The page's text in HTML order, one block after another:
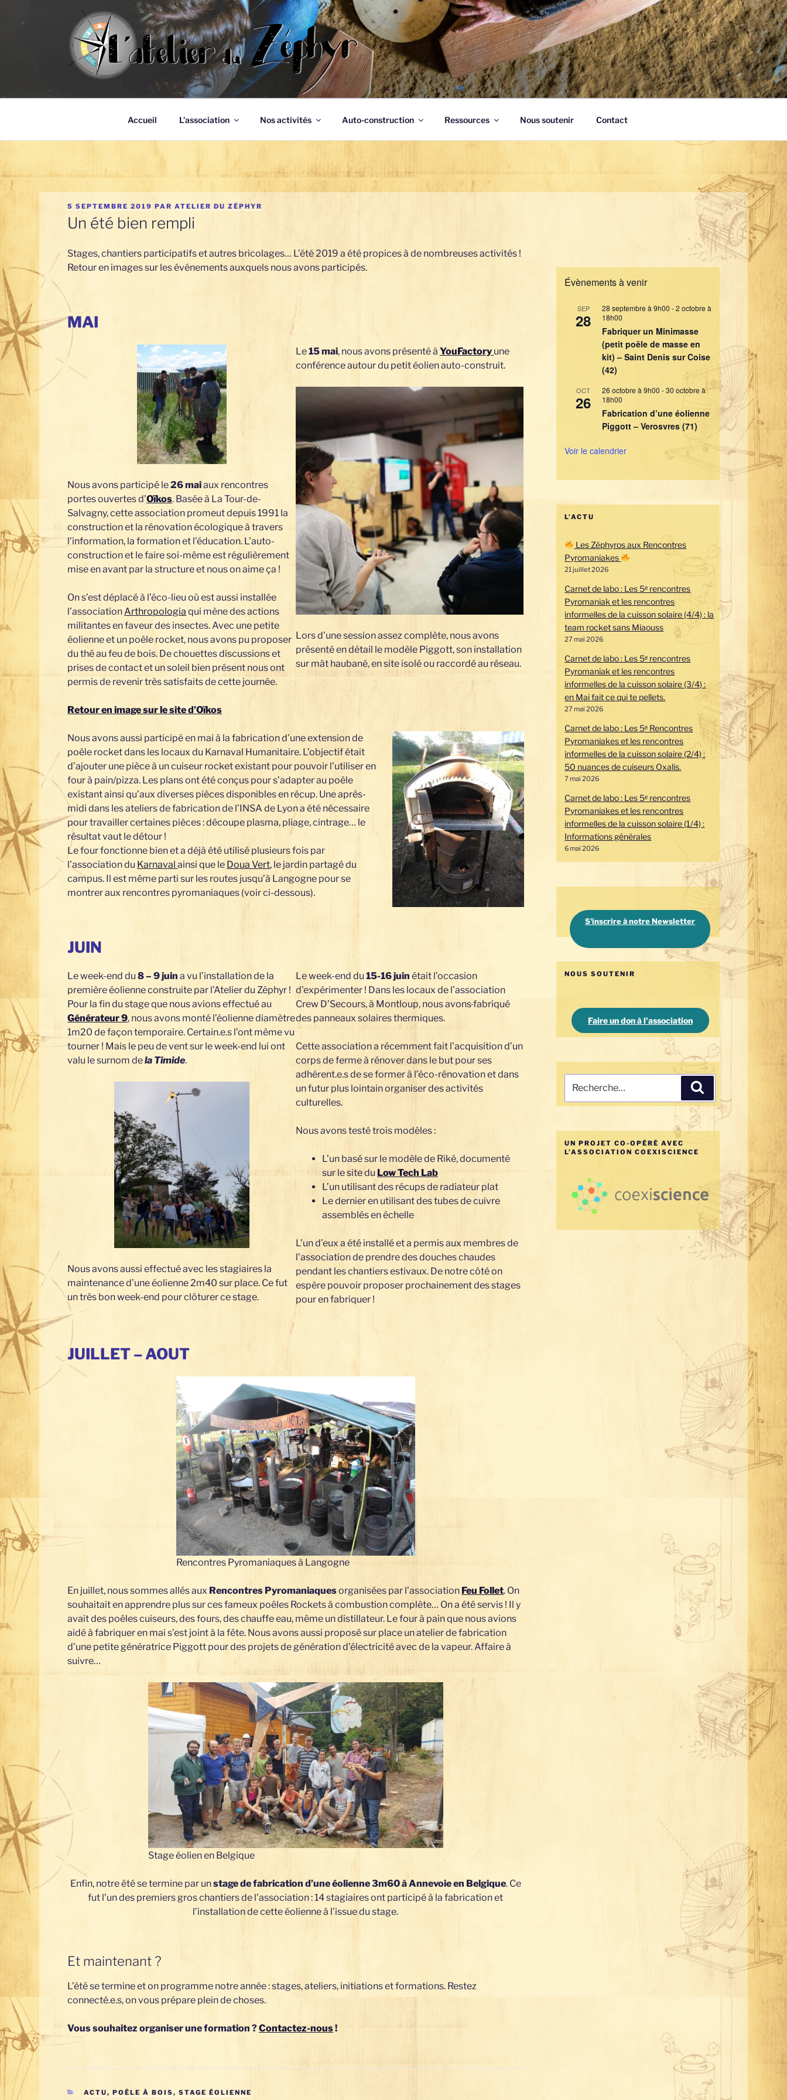
Atelier du Zephyr
Accueil
L’association Nos activités Auto-construction Ressources Nous soutenir Contact
PUBLIÉ
LE
5 SEPTEMBRE 2019 PARATELIER DU ZÉPHYR
Un été bien rempli
Stages, chantiers participatifs et autres bricolages… L’été 2019 a été propices à de nombreuses activités !
Retour en images sur les événements auxquels nous avons participés.
MAI
Nous avons participé le26 maiaux rencontres
portes ouvertes d’Oïkos. Basée à La Tour-de-
Salvagny, cette association promeut depuis 1991 la
construction et la rénovation écologique à travers
l’information, la formation et l’éducation. L’auto-
construction et le faire soi-même est régulièrement
mise en avant par la structure et nous on aime ça !
On s’est déplacé à l’éco-lieu où est aussi installée
l’association Arthropologia qui mène des actions
militantes en faveur des insectes. Avec une petite
éolienne et un poêle rocket, nous avons pu proposer
du thé au feu de bois. De chouettes discussions et
prises de contact et un soleil bien présent nous ont
permis de revenir très satisfaits de cette journée.
Retour en image sur le site d’Oïkos
Le15 mai, nous avons présenté à YouFactory une
conférence autour du petit éolien auto-construit.
Lors d’une session assez complète, nous avons
présenté en détail le modèle Piggott, son installation
sur mât haubané, en site isolé ou raccordé au réseau.
Nous avons aussi participé en mai à la fabrication d’une extension de
poêle rocket dans les locaux du Karnaval Humanitaire. L’objectif était
d’ajouter une pièce à un cuiseur rocket existant pour pouvoir l’utiliser en
four à pain/pizza. Les plans ont été conçus pour s’adapter au poêle
existant ainsi qu’aux diverses pièces disponibles en récup. Une après-
midi dans les ateliers de fabrication de l’INSA de Lyon a été nécessaire
pour travailler certaines pièces : découpe plasma, pliage, cintrage… le
résultat vaut le détour !
Le four fonctionne bien et a déjà été utilisé plusieurs fois par
l’association du Karnavalainsi que le Doua Vert, le jardin partagé du
campus. Il est même parti sur les routes jusqu’à Langogne pour se
montrer aux rencontres pyromaniaques (voir ci-dessous).
JUIN
Le week-end du 8 – 9 juin a vu l’installation de la
première éolienne construite par l’Atelier du Zéphyr !
Pour la fin du stage que nous avions effectué au
Générateur 9, nous avons monté l’éolienne diamètre
1m20 de façon temporaire. Certain.e.s l’ont même vu
tourner ! Mais le peu de vent sur le week-end lui ont
valu le surnom dela Timide.
Nous avons aussi effectué avec les stagiaires la
maintenance d’une éolienne 2m40 sur place. Ce fut
un très bon week-end pour clôturer ce stage.
Le week-end du 15-16 juin était l’occasion
d’expérimenter ! Dans les locaux de l’association
Crew D’Secours, à Montloup, nous avonsfabriqué
des panneaux solaires thermiques.
Cette association a récemment fait l’acquisition d’un
corps de ferme à rénover dans le but pour ses
adhérent.e.s de se former à l’éco-rénovation et dans
un futur plus lointain organiser des activités
culturelles.
Nous avons testé trois modèles :
L’un basé sur le modèle de Riké, documenté
sur le site du Low Tech Lab
L’un utilisant des récups de radiateur plat
Le dernier en utilisant des tubes de cuivre
assemblés en échelle
L’un d’eux a été installé et a permis aux membres de
l’association de prendre des douches chaudes
pendant les chantiers estivaux. De notre côté on
espère pouvoir proposer prochainement des stages
pour en fabriquer !
JUILLET – AOUT
Rencontres Pyromaniaques à Langogne
En juillet, nous sommes allés aux Rencontres Pyromaniaquesorganisées par l’association Feu Follet. On
souhaitait en apprendre plus sur ces fameux poêles Rockets à combustion complète… On a été servis ! Il y
avait des poêles cuiseurs, des fours, des chauffe eau, même un distillateur. Le four à pain que nous avions
aidé à fabriquer en mai s’est joint à la fête. Nous avons aussi proposé sur place un atelier de fabrication
d’une petite génératrice Piggott pour des projets de génération d’électricité avec de la vapeur. Affaire à
suivre…
Stage éolien en Belgique
Enfin, notre été se termine par unstage de fabrication d’une éolienne 3m60 à Annevoie en Belgique. Ce
fut l’un des premiers gros chantiers de l’association : 14 stagiaires ont participé à la fabrication et
l’installation de cette éolienne à l’issue du stage.
Et maintenant ?
L’été se termine et on programme notre année : stages, ateliers, initiations et formations. Restez
connecté.e.s, on vous prépare plein de choses.
Vous souhaitez organiser une formation ?Contactez-nous!
CATÉGORIES
ACTU, POÊLE À BOIS, STAGE ÉOLIENNE
Évènements à venir
SEP
28
28 septembre à 9h00 -2 octobre à
18h00
Fabriquer un Minimasse
(petit poêle de masse en
kit) – Saint Denis sur Coise
(42)
OCT
26
26 octobre à 9h00 -30 octobre à
18h00
Fabrication d’une éolienne
Piggott – Verosvres (71)
Voir le calendrier
L’ACTU
Les Zéphyros aux Rencontres
Pyromaniakes
21 juillet 2026
Carnet de labo : Les 5ᵉ rencontres
Pyromaniak et les rencontres
informelles de la cuisson solaire (4/4) : la
team rocket sans Miaouss
27 mai 2026
Carnet de labo : Les 5ᵉ rencontres
Pyromaniak et les rencontres
informelles de la cuisson solaire (3/4) :
en Mai fait ce qui te pellets.
27 mai 2026
Carnet de labo : Les 5ᵉ Rencontres
Pyromaniakes et les rencontres
informelles de la cuisson solaire (2/4) :
50 nuances de cuiseurs Oxalis.
7 mai 2026
Carnet de labo : Les 5ᵉ rencontres
Pyromaniakes et les rencontres
informelles de la cuisson solaire (1/4) :
Informations générales
6 mai 2026
S'inscrire à notre Newsletter
NOUS SOUTENIR
Faire un don à l'association
pour
:
UN PROJET CO-OPÉRÉ AVEC
L’ASSOCIATION COEXISCIENCE